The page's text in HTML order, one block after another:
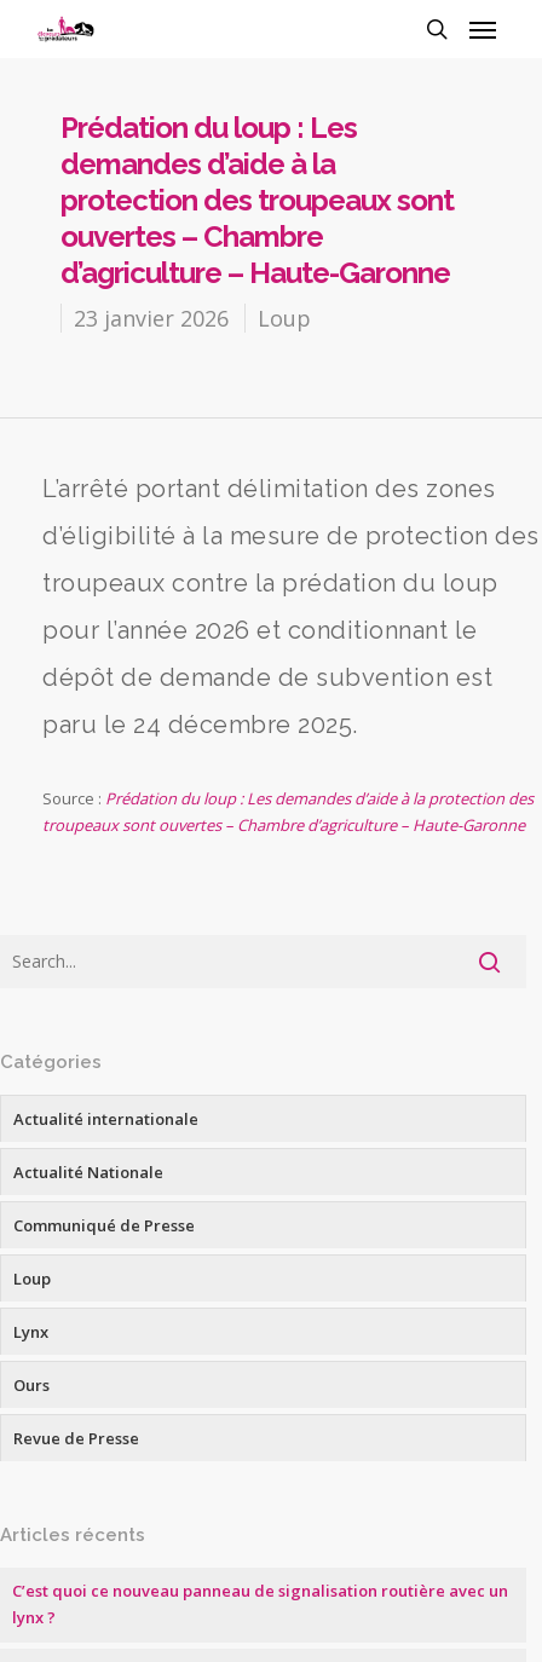
Prédation du loup : Les
demandes d’aide à la
protection des troupeaux sont
ouvertes – Chambre
d’agriculture – Haute-Garonne
23 janvier 2026 Loup
L’arrêté portant délimitation des zones
d’éligibilité à la mesure de protection des
troupeaux contre la prédation du loup
pour l’année 2026 et conditionnant le
dépôt de demande de subvention est
paru le 24 décembre 2025.
Source : Prédation du loup : Les demandes d’aide à la protection des
troupeaux sont ouvertes – Chambre d’agriculture – Haute-Garonne
Catégories
Actualité internationale
Actualité Nationale
Communiqué de Presse
Loup
Lynx
Ours
Revue de Presse
Articles récents
C’est quoi ce nouveau panneau de signalisation routière avec un
lynx ?